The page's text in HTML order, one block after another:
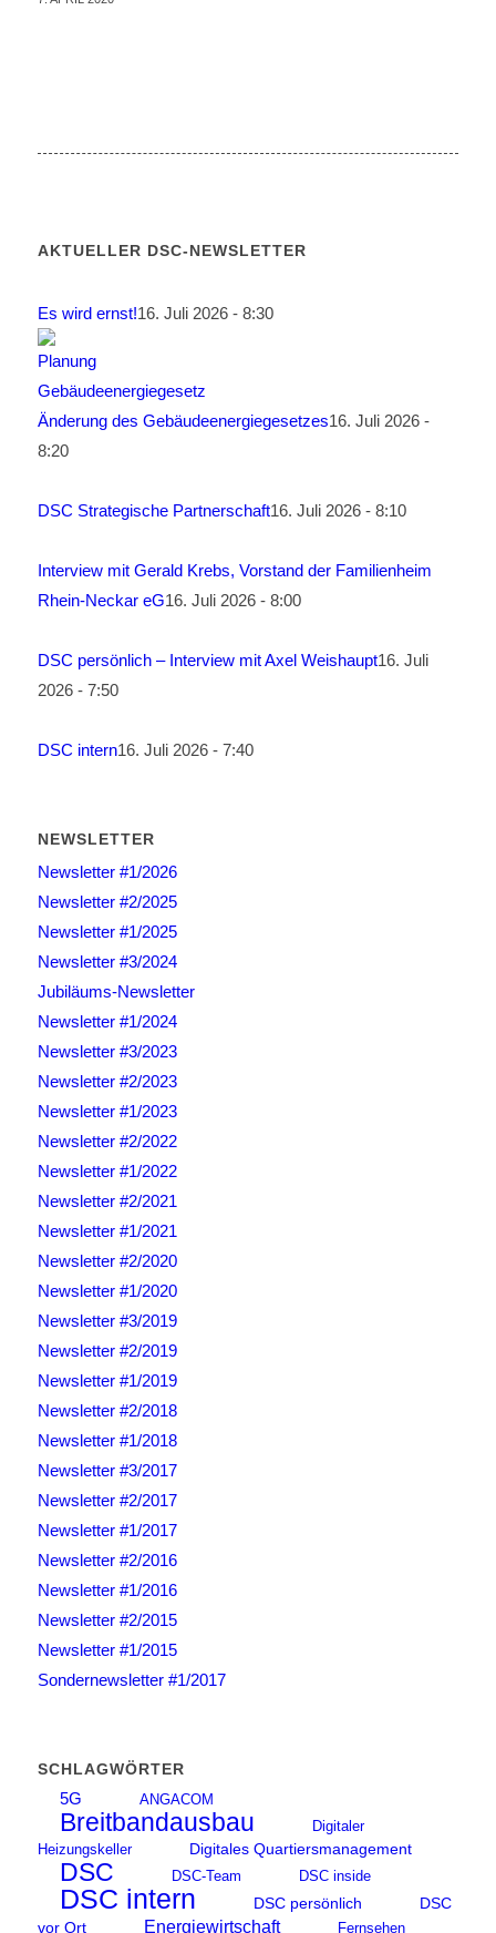
AKTUELLER DSC-NEWSLETTER
Es wird ernst!16. Juli 2026 - 8:30
Änderung des Gebäudeenergiegesetzes16. Juli 2026 -
8:20
DSC Strategische Partnerschaft16. Juli 2026 - 8:10
Interview mit Gerald Krebs, Vorstand der Familienheim
Rhein-Neckar eG16. Juli 2026 - 8:00
DSC persönlich – Interview mit Axel Weishaupt16. Juli
2026 - 7:50
DSC intern16. Juli 2026 - 7:40
NEWSLETTER
Newsletter #1/2026
Newsletter #2/2025
Newsletter #1/2025
Newsletter #3/2024
Jubiläums-Newsletter
Newsletter #1/2024
Newsletter #3/2023
Newsletter #2/2023
Newsletter #1/2023
Newsletter #2/2022
Newsletter #1/2022
Newsletter #2/2021
Newsletter #1/2021
Newsletter #2/2020
Newsletter #1/2020
Newsletter #3/2019
Newsletter #2/2019
Newsletter #1/2019
Newsletter #2/2018
Newsletter #1/2018
Newsletter #3/2017
Newsletter #2/2017
Newsletter #1/2017
Newsletter #2/2016
Newsletter #1/2016
Newsletter #2/2015
Newsletter #1/2015
Sondernewsletter #1/2017
SCHLAGWÖRTER
5G ANGACOM
Breitbandausbau
Digitaler
Heizungskeller
Digitales Quartiersmanagement
DSC DSC-Team DSC inside
DSC intern DSC persönlich
DSC
vor Ort
Energiewirtschaft Fernsehen